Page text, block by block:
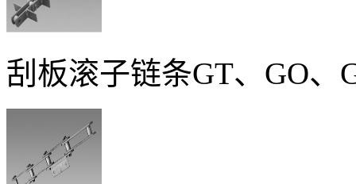
刮板滚子链条GT、GO、